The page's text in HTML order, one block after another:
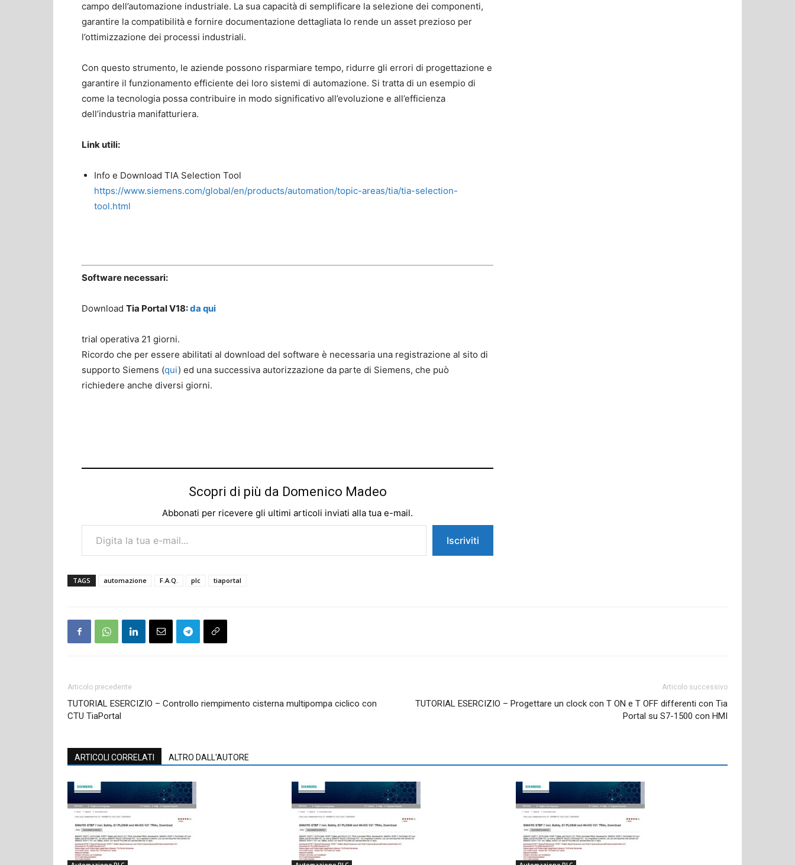
campo dell’automazione industriale. La sua capacità di semplificare la selezione dei componenti,
garantire la compatibilità e fornire documentazione dettagliata lo rende un asset prezioso per
l’ottimizzazione dei processi industriali.
Con questo strumento, le aziende possono risparmiare tempo, ridurre gli errori di progettazione e
garantire il funzionamento efficiente dei loro sistemi di automazione. Si tratta di un esempio di
come la tecnologia possa contribuire in modo significativo all’evoluzione e all’efficienza
dell’industria manifatturiera.
Link utili:
Info e Download TIA Selection Tool
https://www.siemens.com/global/en/products/automation/topic-areas/tia/tia-selection-
tool.html
Software necessari:
Download Tia Portal V18:da qui
trial operativa 21 giorni.
Ricordo che per essere abilitati al download del software è necessaria una registrazione al sito di
supporto Siemens (qui) ed una successiva autorizzazione da parte di Siemens, che può
richiedere anche diversi giorni.
Scopri di più da Domenico Madeo
Abbonati per ricevere gli ultimi articoli inviati alla tua e-mail.
Digita la tua e-mail...
Iscriviti
TAGS automazione F.A.Q. plc tiaportal
Articolo precedente
TUTORIAL ESERCIZIO – Controllo riempimento cisterna multipompa ciclico con
CTU TiaPortal
Articolo successivo
TUTORIAL ESERCIZIO – Progettare un clock con T ON e T OFF differenti con Tia
Portal su S7-1500 con HMI
ARTICOLI CORRELATI ALTRO DALL'AUTORE